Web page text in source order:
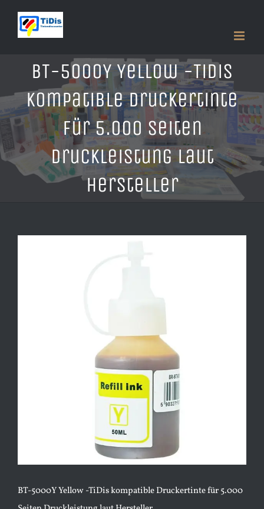
Inhalt
BT-5000Y Yellow -TiDis
kompatible Druckertinte
für 5.000 Seiten
Druckleistung laut
Hersteller
BT-5000Y Yellow -TiDis kompatible Druckertinte für 5.000